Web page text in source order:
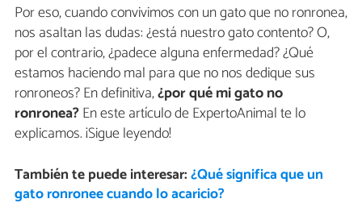
Por eso, cuando convivimos con un gato que no ronronea,
nos asaltan las dudas: ¿está nuestro gato contento? O,
por el contrario, ¿padece alguna enfermedad? ¿Qué
estamos haciendo mal para que no nos dedique sus
ronroneos? En definitiva,¿por qué mi gato no
ronronea?En este artículo de ExpertoAnimal te lo
explicamos. ¡Sigue leyendo!
También te puede interesar:¿Qué significa que un
gato ronronee cuando lo acaricio?